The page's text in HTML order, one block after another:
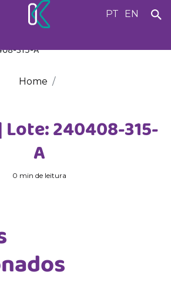
PT EN
Home
Lote: 240408-315-
A
0 min de leitura